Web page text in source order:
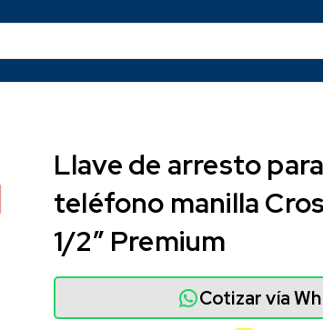
Llave de arresto
teléfono manilla
1/2″ Premium
Cotizar vía